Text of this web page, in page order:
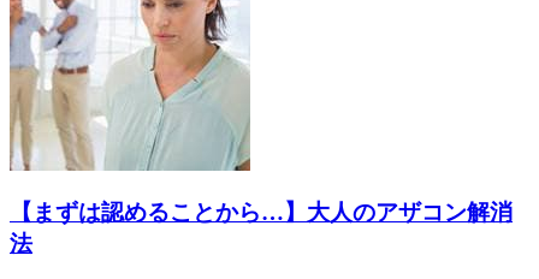
【まずは認めることから…】大人のアザコン解消
法